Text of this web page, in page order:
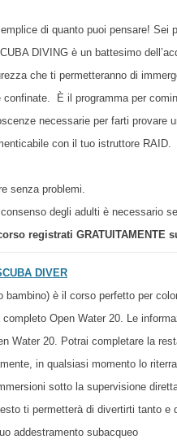
di quanto puoi pensare! Sei
DIVING è un battesimo
che ti permetteranno di
confinate. È il programma per
necessarie per farti provare
con il tuo istruttore RAID.
senza problemi.
degli adulti è necessario
registrati GRATUITAMENTE
DIVER
bambino) è il corso perfetto per
Open Water 20. Le
Water 20. Potrai completare la
in qualsiasi momento lo
sotto la supervisione
ti permetterà di divertirti tanto e
addestramento subacqueo